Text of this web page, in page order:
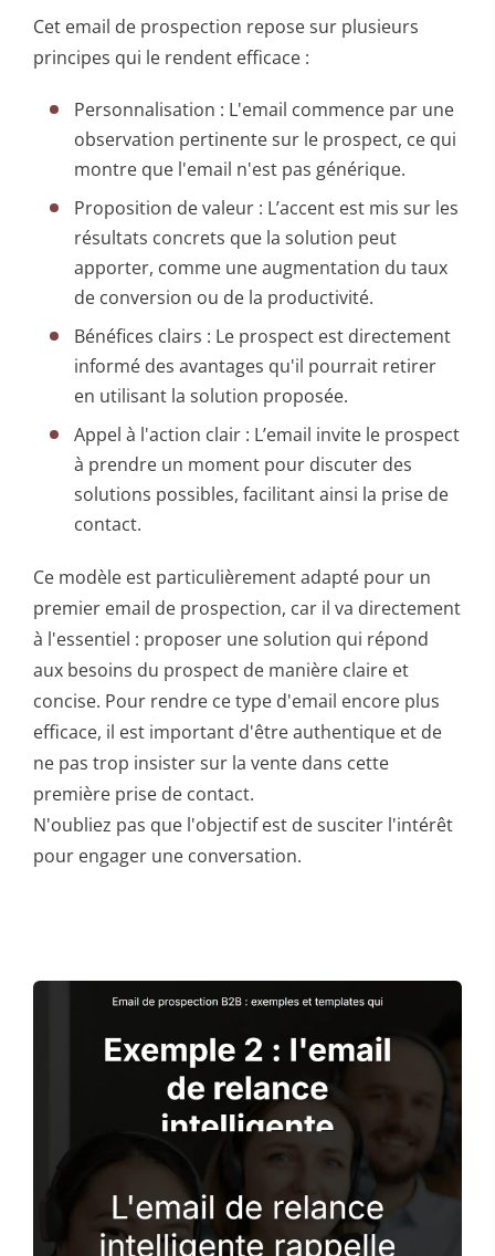
Cet email de prospection repose sur plusieurs
principes qui le rendent efficace :
Personnalisation : L'email commence par une
observation pertinente sur le prospect, ce qui
montre que l'email n'est pas générique.
Proposition de valeur : L’accent est mis sur les
résultats concrets que la solution peut
apporter, comme une augmentation du taux
de conversion ou de la productivité.
Bénéfices clairs : Le prospect est directement
informé des avantages qu'il pourrait retirer
en utilisant la solution proposée.
Appel à l'action clair : L’email invite le prospect
à prendre un moment pour discuter des
solutions possibles, facilitant ainsi la prise de
contact.
Ce modèle est particulièrement adapté pour un
premier email de prospection, car il va directement
à l'essentiel : proposer une solution qui répond
aux besoins du prospect de manière claire et
concise. Pour rendre ce type d'email encore plus
efficace, il est important d'être authentique et de
ne pas trop insister sur la vente dans cette
première prise de contact.
N'oubliez pas que l'objectif est de susciter l'intérêt
pour engager une conversation.